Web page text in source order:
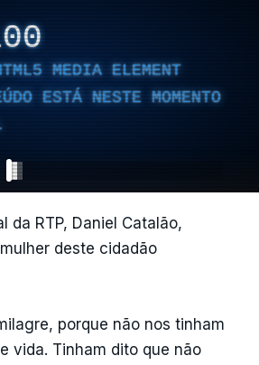
MEDIA ELEMENT
ESTÁ NESTE MOMENTO
da RTP, Daniel Catalão,
deste cidadão
porque não nos tinham
vida. Tinham dito que não